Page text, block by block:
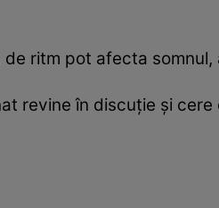
ritm pot afecta
revine în discuție și